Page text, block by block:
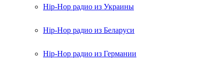
Hip-Hop радио из Украины
Hip-Hop радио из Беларуси
Hip-Hop радио из Германии